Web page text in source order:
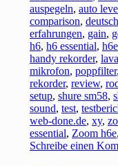
auspegeln,auto
comparison,deutsch
erfahrungen, gain,
h6,h6 essential,h6e
handy rekorder,
mikrofon,poppfilter
rekorder,review,
setup,shure sm58,
sound,test,
web-done.de,xy,
essential, Zoom h6e
Schreibe einen